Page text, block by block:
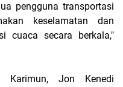
pengguna transportasi
keselamatan dan
cuaca secara berkala,"
Karimun, Jon Kenedi